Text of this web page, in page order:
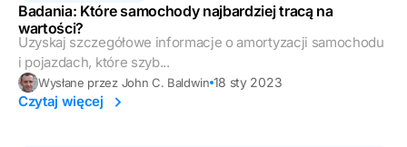
Badania: Które samochody najbardziej tracą na
wartości?
Uzyskaj szczegółowe informacje o amortyzacji samochodu
i pojazdach, które szyb...
Wysłane przez John C. Baldwin 18 sty 2023
Czytaj więcej